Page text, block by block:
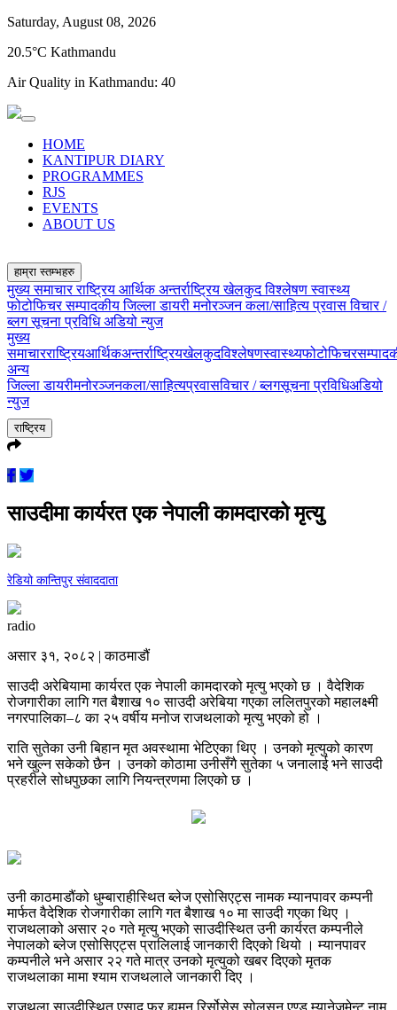
Saturday, August 08, 2026
20.5°C Kathmandu
Air Quality in Kathmandu: 40
HOME
KANTIPUR DIARY
PROGRAMMES
RJS
EVENTS
ABOUT US
हाम्रा स्तम्भहरु
मुख्य समाचारराष्ट्रिय आर्थिकअन्तर्राष्ट्रियखेलकुदविश्लेषणस्वास्थ्य
फोटोफिचरसम्पादकीयजिल्ला डायरीमनोरञ्जनकला/साहित्यप्रवासविचार /
ब्लगसूचना प्रविधिअडियो न्युज
मुख्य
समाचारराष्ट्रियआर्थिकअन्तर्राष्ट्रियखेलकुदविश्लेषणस्वास्थ्यफोटोफिचर
अन्य
जिल्ला डायरीमनोरञ्जनकला/साहित्यप्रवासविचार / ब्लगसूचना प्रविधिअडियो
न्युज
राष्ट्रिय
साउदीमा कार्यरत एक नेपाली कामदारको मृत्यु
रेडियो कान्तिपुर संवाददाता
radio
असार ३१, २०८२ | काठमाडौं
साउदी अरेबियामा कार्यरत एक नेपाली कामदारको मृत्यु भएको छ । वैदेशिक
रोजगारीका लागि गत बैशाख १० साउदी अरेबिया गएका ललितपुरको महालक्ष्मी
नगरपालिका–८ का २५ वर्षीय मनोज राजथलाको मृत्यु भएको हो ।
राति सुतेका उनी बिहान मृत अवस्थामा भेटिएका थिए । उनको मृत्युको कारण
भने खुल्न सकेको छैन । उनको कोठामा उनीसँगै सुतेका ५ जनालाई भने साउदी
प्रहरीले सोधपुछका लागि नियन्त्रणमा लिएको छ ।
उनी काठमाडौंको धुम्बाराहीस्थित ब्लेज एसोसिएट्स नामक म्यानपावर कम्पनी
मार्फत वैदेशिक रोजगारीका लागि गत बैशाख १० मा साउदी गएका थिए ।
राजथलाको असार २० गते मृत्यु भएको साउदीस्थित उनी कार्यरत कम्पनीले
नेपालको ब्लेज एसोसिएट्स प्रालिलाई जानकारी दिएको थियो । म्यानपावर
कम्पनीले भने असार २२ गते मात्र उनको मृत्युको खबर दिएको मृतक
राजथलाका मामा श्याम राजथलाले जानकारी दिए ।
राजथला साउदीस्थित एसाद फर ह्युमन रिर्सोसेस् सोलुसन एण्ड म्यानेजमेन्ट नाम